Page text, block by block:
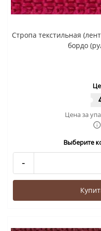
Стропа текстильная
бордо
Цена за
Выберите
-